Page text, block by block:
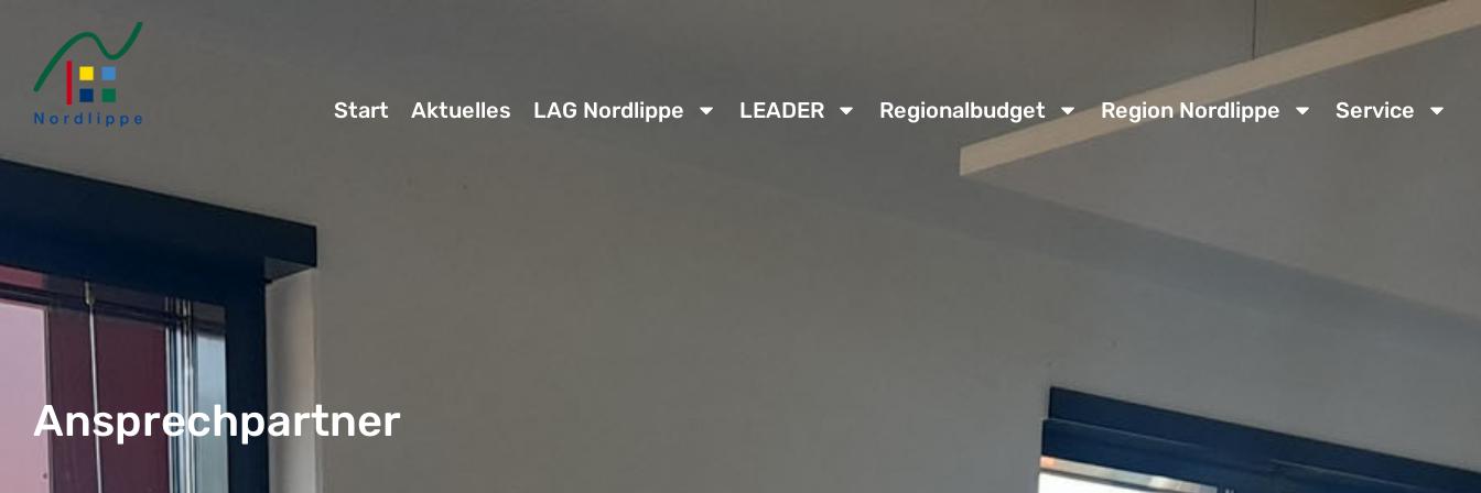
Start Aktuelles LAG Nordlippe LEADER Regionalbudget Region Nordlippe Service
Ansprechpartner